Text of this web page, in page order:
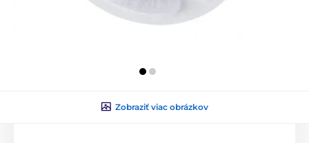
Zobraziť viac obrázkov